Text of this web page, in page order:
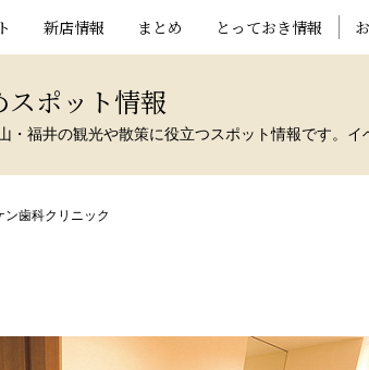
新店情報 まとめ とっておき情報
ポット情報
福井の観光や散策に役立つスポット情報です。イ
ン歯科クリニック